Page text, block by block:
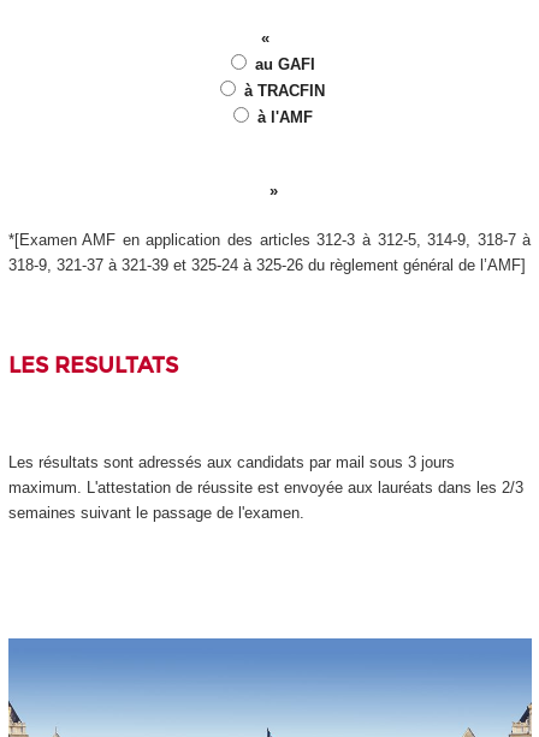
au GAFI
à TRACFIN
à l'AMF
*[Examen AMF en application des articles 312-3 à 312-5, 314-9, 318-7 à
318-9, 321-37 à 321-39 et 325-24 à 325-26 du règlement général de l’AMF]
LES RESULTATS
Les résultats sont adressés aux candidats par mail sous 3 jours
maximum. L'attestation de réussite est envoyée aux lauréats dans les 2/3
semaines suivant le passage de l'examen.